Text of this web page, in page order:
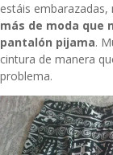
estáis
más de moda que
pantalón pijama.
cintura de manera
problema.